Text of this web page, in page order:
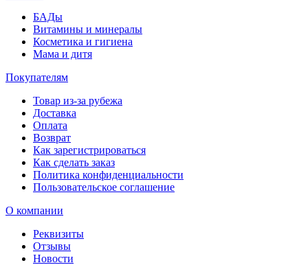
БАДы
Витамины и минералы
Косметика и гигиена
Мама и дитя
Покупателям
Товар из-за рубежа
Доставка
Оплата
Возврат
Как зарегистрироваться
Как сделать заказ
Политика конфиденциальности
Пользовательское соглашение
О компании
Реквизиты
Отзывы
Новости